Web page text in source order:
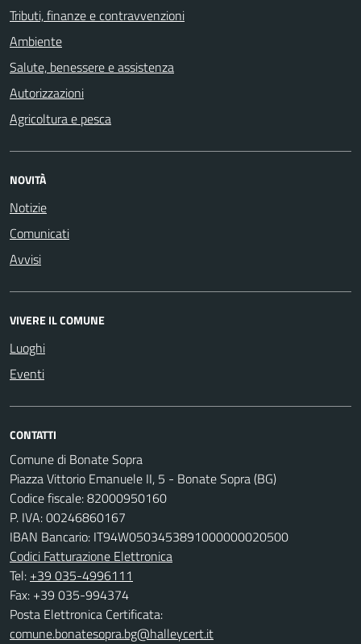
Tributi, finanze e contravvenzioni
Ambiente
Salute, benessere e assistenza
Autorizzazioni
Agricoltura e pesca
NOVITÀ
Notizie
Comunicati
Avvisi
VIVERE IL COMUNE
Luoghi
Eventi
CONTATTI
Comune di Bonate Sopra
Piazza Vittorio Emanuele II, 5 - Bonate Sopra (BG)
Codice fiscale: 82000950160
P. IVA: 00246860167
IBAN Bancario: IT94W0503453891000000020500
Codici Fatturazione Elettronica
Tel: +39 035-4996111
Fax: +39 035-994374
Posta Elettronica Certificata:
comune.bonatesopra.bg@halleycert.it